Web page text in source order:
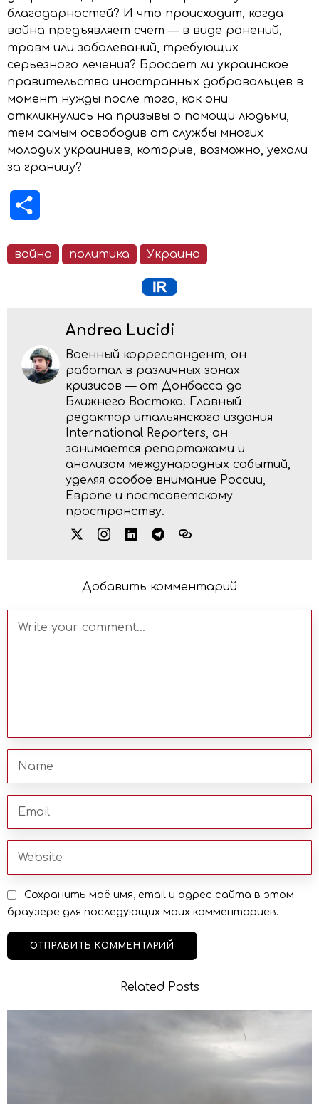
благодарностей? И что происходит, когда
война предъявляет счет — в виде ранений,
травм или заболеваний, требующих
серьезного лечения? Бросает ли украинское
правительство иностранных добровольцев в
момент нужды после того, как они
откликнулись на призывы о помощи людьми,
тем самым освободив от службы многих
молодых украинцев, которые, возможно, уехали
за границу?
война политика Украина
Andrea Lucidi
Военный корреспондент, он
работал в различных зонах
кризисов — от Донбасса до
Ближнего Востока. Главный
редактор итальянского издания
International Reporters, он
занимается репортажами и
анализом международных событий,
уделяя особое внимание России,
Европе и постсоветскому
пространству.
Добавить комментарий
Сохранить моё имя, email и адрес сайта в этом
браузере для последующих моих комментариев.
Related Posts